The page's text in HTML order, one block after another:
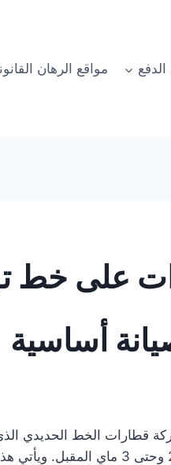
مواقع الرهان
على
أساسية
قطارات الخط الحديدي
حلق الوادي والمرسى، وذلك ابتداءً من